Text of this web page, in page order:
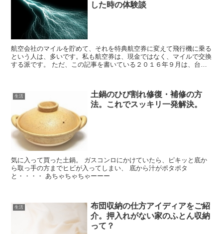
した時の体験談
航空会社のマイルを貯めて、それを特典航空券に変えて飛行機に乗る
という人は、多いです。私も航空券は、現金ではなく、マイルで交換
する派です。 ただ、この記事を書いている２０１６年９月は、台風
生活
土鍋のひび割れ修復・補修の方
法。これでスッキリ一発解決。
気に入って買った土鍋。 ガスコンロにかけていたら、ピキッと底か
ら取っ手の方までヒビが入ってしまい、 底から汁がポタポタ
と・・・・ あちゃちゃちゃーーー
生活
布団収納の仕方アイディアをご紹
介。押入れがない家のふとん収納
って？